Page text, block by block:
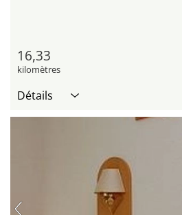
16,33
kilomètres
Détails